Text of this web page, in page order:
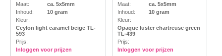
Maat:
ca. 5x5mm
Inhoud:
10 gram
Kleur:
Ceylon light caramel beige TL-
593
Prijs:
Inloggen voor prijzen
Maat:
ca. 5x5mm
Inhoud:
10 gram
Kleur:
Opaque luster chartreuse green
TL-439
Prijs:
Inloggen voor prijzen